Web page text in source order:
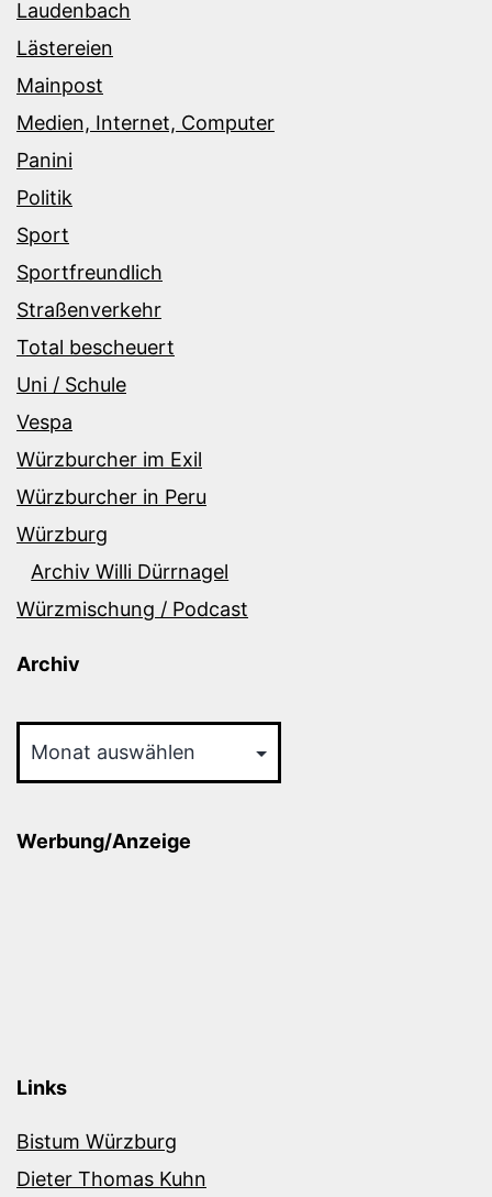
Laudenbach
Lästereien
Mainpost
Medien, Internet, Computer
Panini
Politik
Sport
Sportfreundlich
Straßenverkehr
Total bescheuert
Uni / Schule
Vespa
Würzburcher im Exil
Würzburcher in Peru
Würzburg
Archiv Willi Dürrnagel
Würzmischung / Podcast
Archiv
Werbung/Anzeige
Links
Bistum Würzburg
Dieter Thomas Kuhn